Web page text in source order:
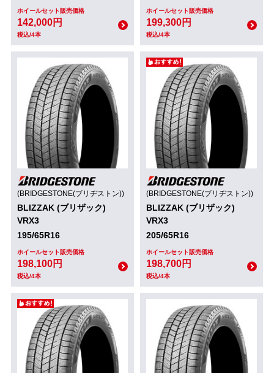
ホイールセット販売価格
142,000円
税込/4本
ホイールセット販売価格
199,300円
税込/4本
(BRIDGESTONE(ブリヂストン))
BLIZZAK (ブリザック)
VRX3
195/65R16
ホイールセット販売価格
198,100円
税込/4本
(BRIDGESTONE(ブリヂストン))
BLIZZAK (ブリザック)
VRX3
205/65R16
ホイールセット販売価格
198,700円
税込/4本